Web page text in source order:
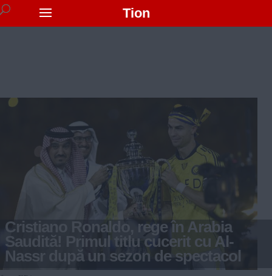
Tion
Cristiano Ronaldo, rege în Arabia
Saudită! Primul titlu cucerit cu Al-
Nassr după un sezon de spectacol